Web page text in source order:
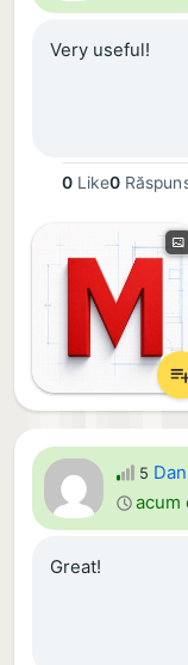
Very useful!
0Like0
5
acum
Great!